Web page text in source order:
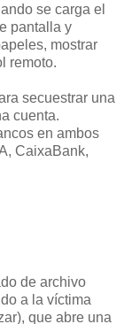
se carga el
pantalla y
mostrar
remoto.
secuestrar una
cuenta.
en ambos
CaixaBank,
de archivo
a la víctima
que abre una